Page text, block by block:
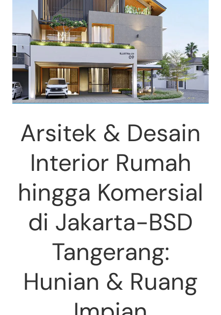
Arsitek & Desain
Interior Rumah
hingga Komersial
di Jakarta-BSD
Tangerang:
Hunian & Ruang